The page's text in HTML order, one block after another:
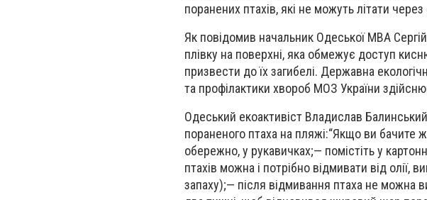
поранених птахів, які не можуть літати через
Як повідомив начальник Одеської МВА
плівку на поверхні, яка обмежує доступ
призвести до їх загибелі. Державна
та профілактики хвороб МОЗ України
Одеський екоактивіст Владислав
пораненого птаха на пляжі:“Якщо ви бачите
обережно, у рукавичках;— помістіть у
птахів можна і потрібно відмивати від
запаху);— після відмивання птаха не можна